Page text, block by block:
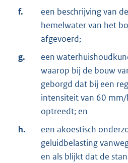
f.
een beschrijving van
hemelwater van het
afgevoerd;
g.
een waterhuish
waarop bij de bouw
geborgd dat bij een
intensiteit van 60
optreedt; en
h.
een akoestisch
geluidbelasting
en als blijkt dat de